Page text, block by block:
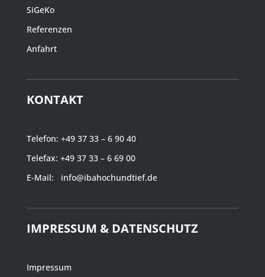
SiGeKo
Referenzen
Anfahrt
KONTAKT
Telefon: +49 37 33 – 6 90 40
Telefax: +49 37 33 – 6 69 00
E-Mail: info@ibahochundtief.de
IMPRESSUM & DATENSCHUTZ
Impressum